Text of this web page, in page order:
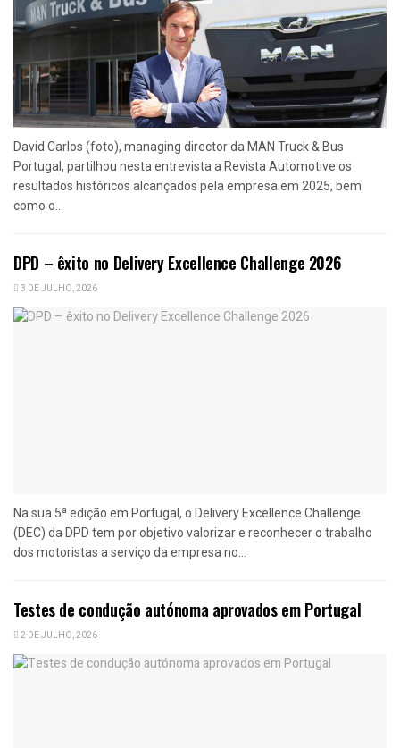
David Carlos (foto), managing director da MAN Truck & Bus
Portugal, partilhou nesta entrevista a Revista Automotive os
resultados históricos alcançados pela empresa em 2025, bem
como o...
DPD – êxito no Delivery Excellence Challenge 2026
3 DE JULHO, 2026
Na sua 5ª edição em Portugal, o Delivery Excellence Challenge
(DEC) da DPD tem por objetivo valorizar e reconhecer o trabalho
dos motoristas a serviço da empresa no...
Testes de condução autónoma aprovados em Portugal
2 DE JULHO, 2026